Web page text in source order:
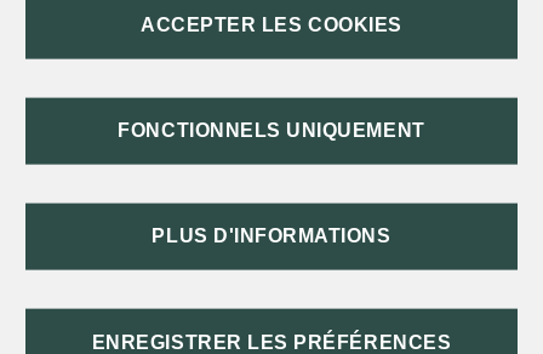
ACCEPTER LES COOKIES
FONCTIONNELS UNIQUEMENT
PLUS D'INFORMATIONS
ENREGISTRER LES PRÉFÉRENCES
QUEL DÉLAI POUR FAIRE LÉGALISER
UN DOCUMENT ?
TEXTES DE RÉFÉRENCE